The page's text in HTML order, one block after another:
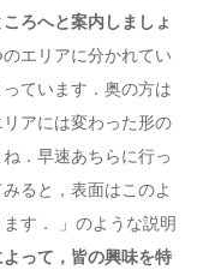
ろへと案内しましょ
エリアに分かれてい
ています．奥の方は
アには変わった形の
．早速あちらに行っ
ると，表面はこのよ
す． 」のような説明
って，皆の興味を特